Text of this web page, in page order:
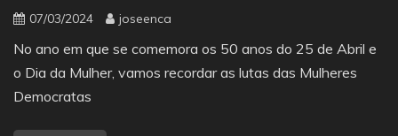
07/03/2024 joseenca
No ano em que se comemora os 50 anos do 25 de Abril e
o Dia da Mulher, vamos recordar as lutas das Mulheres
Democratas